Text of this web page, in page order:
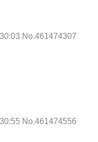
No.461474307
No.461474556